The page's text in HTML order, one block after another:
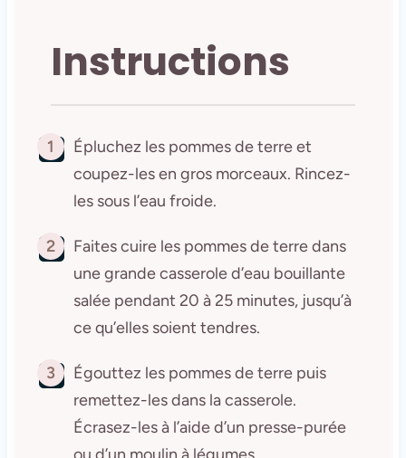
Instructions
1
Épluchez les pommes de terre et
coupez-les en gros morceaux. Rincez-
les sous l’eau froide.
2
Faites cuire les pommes de terre dans
une grande casserole d’eau bouillante
salée pendant 20 à 25 minutes, jusqu’à
ce qu’elles soient tendres.
3
Égouttez les pommes de terre puis
remettez-les dans la casserole.
Écrasez-les à l’aide d’un presse-purée